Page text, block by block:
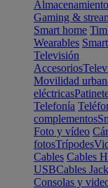
Almacenamiento
Gaming &
Smart home
Wearables
Televisión
Accesorios
Movilidad
eléctricas
Telefonía
complementos
Foto y vídeo
fotosTrípodes
Cables Cables
USBCables Jack
Consolas y